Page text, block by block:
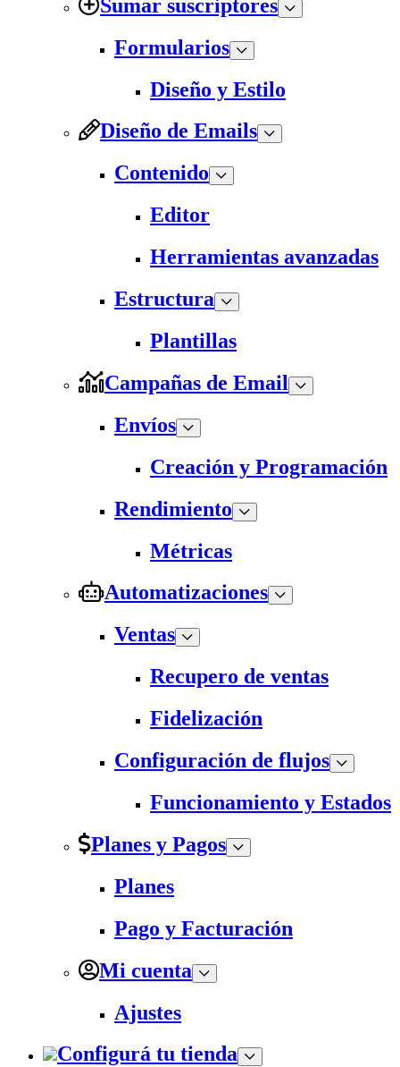
Sumar suscriptores
Formularios
Diseño y Estilo
Diseño de Emails
Contenido
Editor
Herramientas avanzadas
Estructura
Plantillas
Campañas de Email
Envíos
Creación y Programación
Rendimiento
Métricas
Automatizaciones
Ventas
Recupero de ventas
Fidelización
Configuración de flujos
Funcionamiento y Estados
Planes y Pagos
Planes
Pago y Facturación
Mi cuenta
Ajustes
Configurá tu tienda